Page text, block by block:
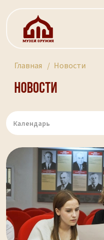
Главная Новости
Новости